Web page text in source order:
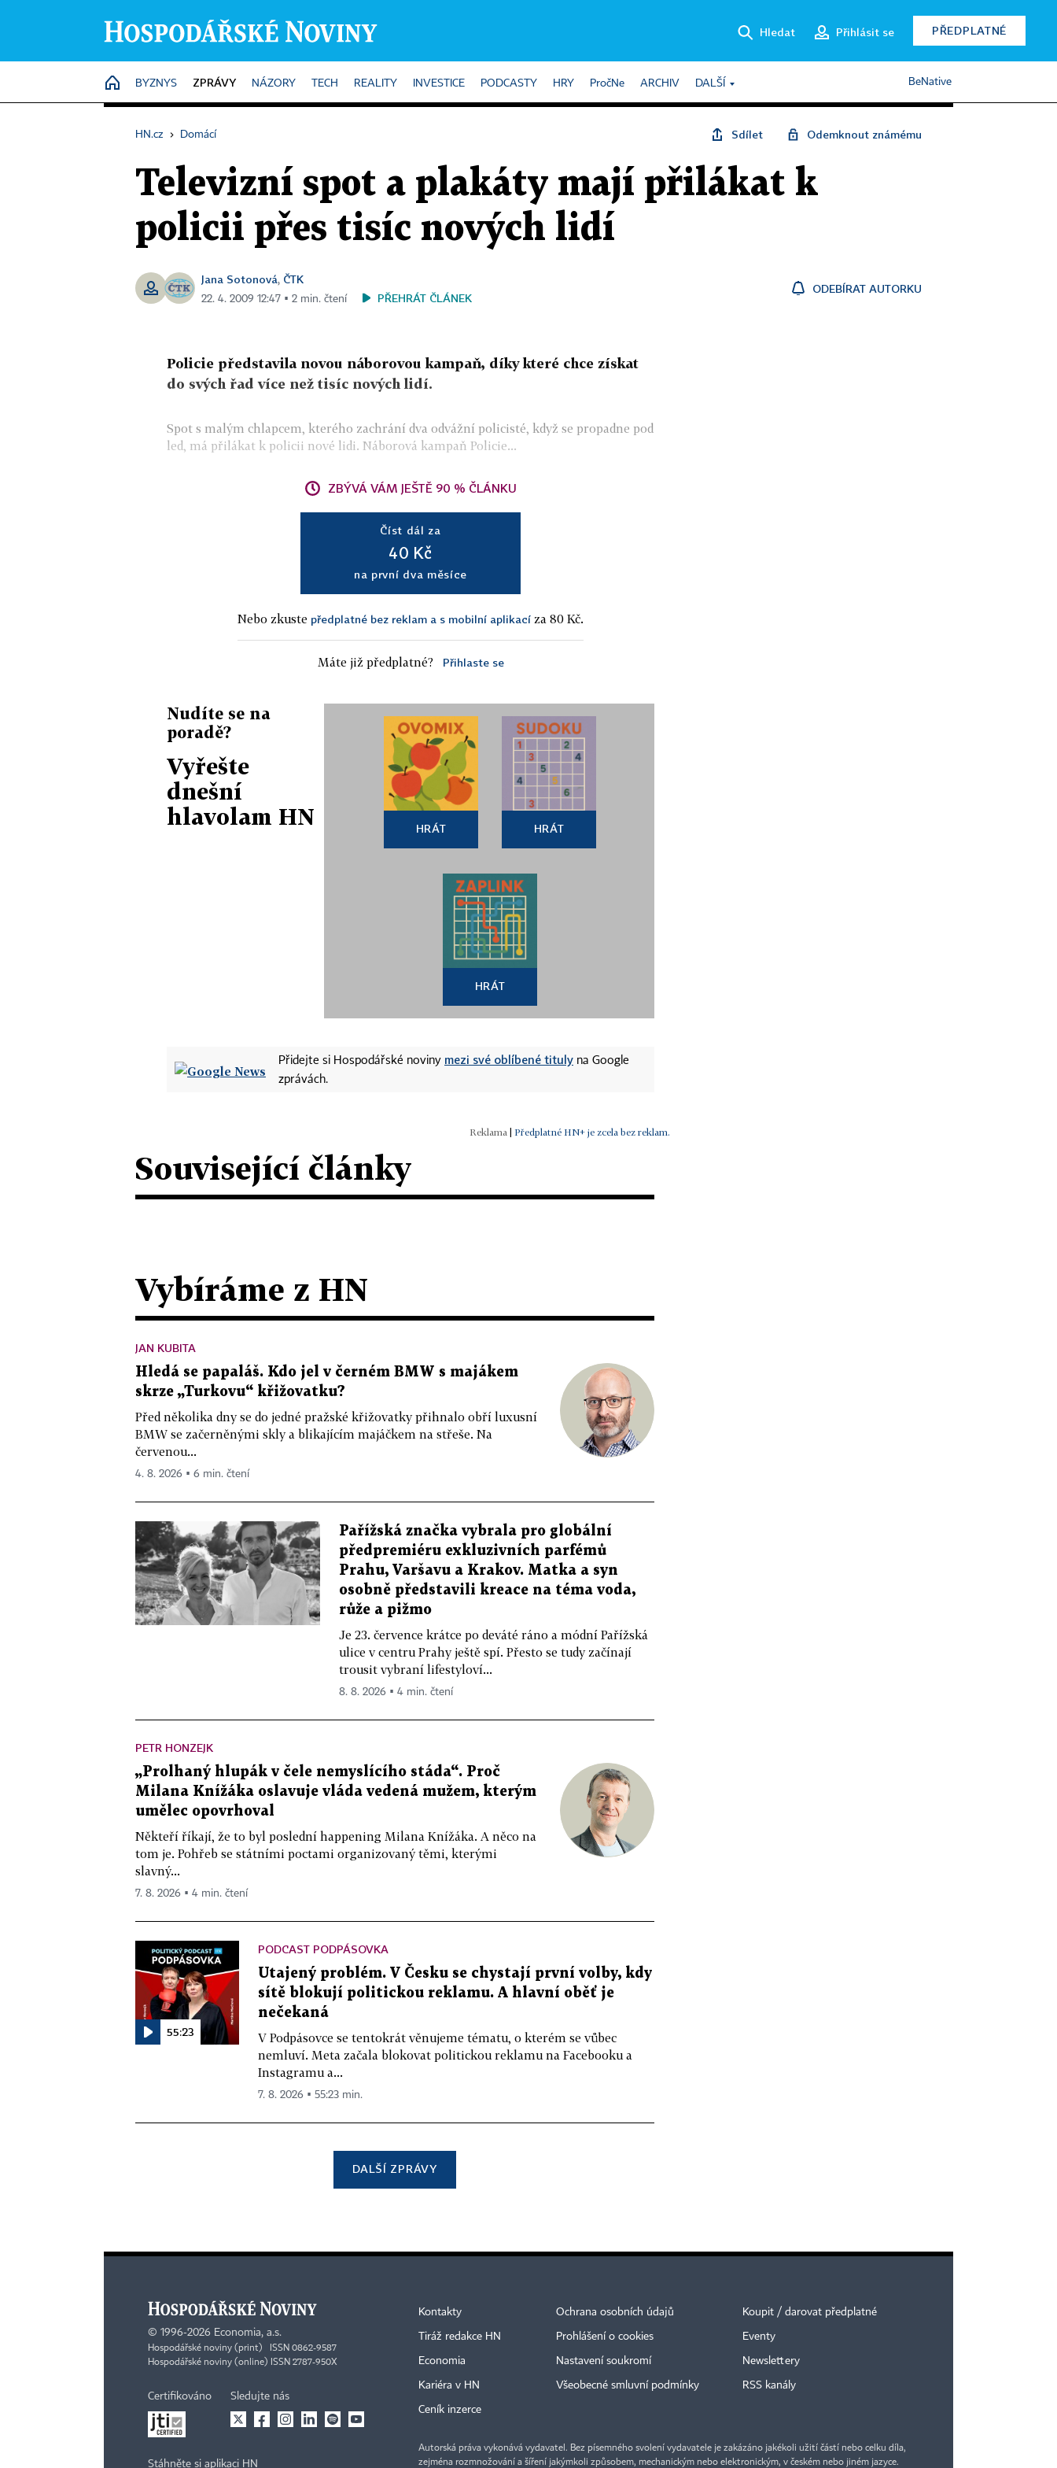
Hledat Přihlásit se PŘEDPLATNÉ
HOME
BYZNYS ZPRÁVY NÁZORY TECH REALITY INVESTICE PODCASTY HRY PročNe ARCHIV DALŠÍ BeNative
HN.cz › Domácí Sdílet Odemknout známému
Televizní spot a plakáty mají přilákat k
policii přes tisíc nových lidí
Jana Sotonová, ČTK
22. 4. 2009 12:47 ▪ 2 min. čtení PŘEHRÁT ČLÁNEK
ODEBÍRAT AUTORKU
Policie představila novou náborovou kampaň, díky které chce získat
do svých řad více než tisíc nových lidí.
Spot s malým chlapcem, kterého zachrání dva odvážní policisté, když se propadne pod
led, má přilákat k policii nové lidi. Náborová kampaň Policie...
ZBÝVÁ VÁM JEŠTĚ 90 % ČLÁNKU
Číst dál za
40 Kč
na první dva měsíce
Nebo zkuste předplatné bez reklam a s mobilní aplikací za 80 Kč.
Máte již předplatné? Přihlaste se
Nudíte se na
poradě?
Vyřešte
dnešní
hlavolam HN
HRÁT HRÁT
HRÁT
Přidejte si Hospodářské noviny mezi své oblíbené tituly na Google
zprávách.
Předplatné HN+ je zcela bez reklam.
Související články
Vybíráme z HN
JAN KUBITA
Hledá se papaláš. Kdo jel v černém BMW s majákem
skrze „Turkovu“ křižovatku?
Před několika dny se do jedné pražské křižovatky přihnalo obří luxusní
BMW se začerněnými skly a blikajícím majáčkem na střeše. Na
červenou...
4. 8. 2026 ▪ 6 min. čtení
Pařížská značka vybrala pro globální
předpremiéru exkluzivních parfémů
Prahu, Varšavu a Krakov. Matka a syn
osobně představili kreace na téma voda,
růže a pižmo
Je 23. července krátce po deváté ráno a módní Pařížská
ulice v centru Prahy ještě spí. Přesto se tudy začínají
trousit vybraní lifestyloví...
8. 8. 2026 ▪ 4 min. čtení
PETR HONZEJK
„Prolhaný hlupák v čele nemyslícího stáda“. Proč
Milana Knížáka oslavuje vláda vedená mužem, kterým
umělec opovrhoval
Někteří říkají, že to byl poslední happening Milana Knížáka. A něco na
tom je. Pohřeb se státními poctami organizovaný těmi, kterými
slavný...
7. 8. 2026 ▪ 4 min. čtení
55:23
PODCAST PODPÁSOVKA
Utajený problém. V Česku se chystají první volby, kdy
sítě blokují politickou reklamu. A hlavní oběť je
nečekaná
V Podpásovce se tentokrát věnujeme tématu, o kterém se vůbec
nemluví. Meta začala blokovat politickou reklamu na Facebooku a
Instagramu a...
7. 8. 2026 ▪ 55:23 min.
DALŠÍ ZPRÁVY
© 1996-2026 Economia, a.s.
Hospodářské noviny (print) ISSN 0862-9587
Hospodářské noviny (online) ISSN 2787-950X
Certifikováno Sledujte nás
Stáhněte si aplikaci HN
Kontakty
Tiráž redakce HN
Economia
Kariéra v HN
Ceník inzerce
Ochrana osobních údajů
Prohlášení o cookies
Nastavení soukromí
Všeobecné smluvní podmínky
Koupit / darovat předplatné
Eventy
Newslettery
RSS kanály
Autorská práva vykonává vydavatel. Bez písemného svolení vydavatele je zakázáno jakékoli užití částí nebo celku díla,
zejména rozmnožování a šíření jakýmkoli způsobem, mechanickým nebo elektronickým, v českém nebo jiném jazyce.